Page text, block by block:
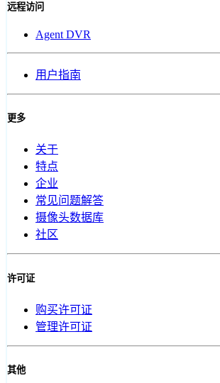
远程访问
Agent DVR
用户指南
更多
关于
特点
企业
常见问题解答
摄像头数据库
社区
许可证
购买许可证
管理许可证
其他